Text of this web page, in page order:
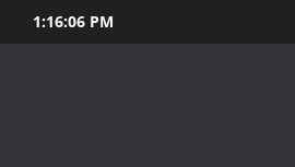
to
1:16:07 PM